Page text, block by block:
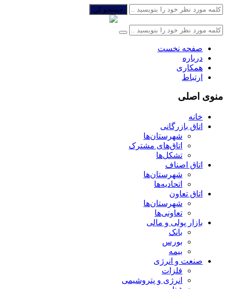
جستجو کن
صفحه نخست
درباره
همکاری
ارتباط
منوی اصلی
خانه
اتاق بازرگانی
شهرستان‌ها
اتاق‌های مشترک
تشکل‌ها
اتاق اصناف
شهرستان‌ها
اتحادیه‌ها
اتاق تعاون
شهرستان‌ها
تعاونی‌ها
بازار پولی و مالی
بانک
بورس
بیمه
صنعت و انرژی
فلزات
انرژی و پتروشیمی